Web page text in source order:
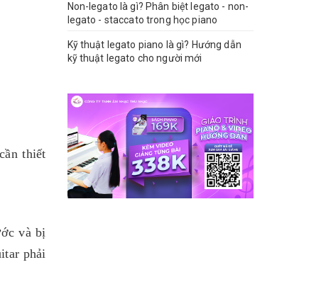
thiết
và bị
phải
Non-legato là gì? Phân biệt legato - non-
legato - staccato trong học piano
Kỹ thuật legato piano là gì? Hướng dẫn
kỹ thuật legato cho người mới